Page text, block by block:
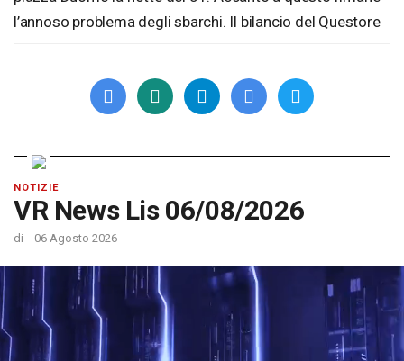
l’annoso problema degli sbarchi. Il bilancio del Questore
NOTIZIE
VR News Lis 06/08/2026
di - 06 Agosto 2026